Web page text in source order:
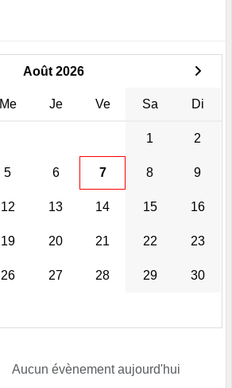
Août 2026
Me Je Ve Sa Di
1 2
5 6 7 8 9
12 13 14 15 16
19 20 21 22 23
26 27 28 29 30
Aucun évènement aujourd'hui